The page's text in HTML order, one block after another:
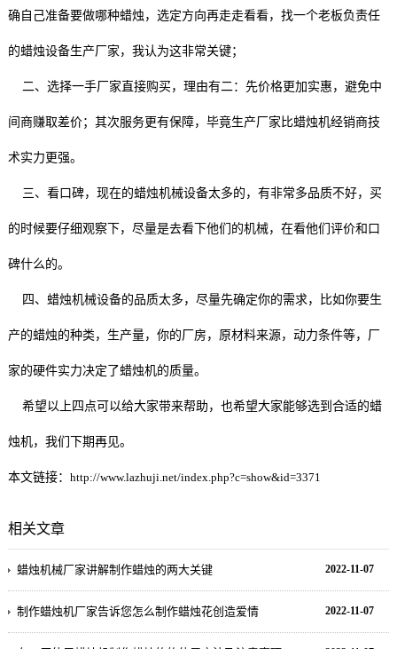
确自己准备要做哪种蜡烛，选定方向再走走看看，找一个老板负责任
的蜡烛设备生产厂家，我认为这非常关键；
二、选择一手厂家直接购买，理由有二：先价格更加实惠，避免中
间商赚取差价；其次服务更有保障，毕竟生产厂家比蜡烛机经销商技
术实力更强。
三、看口碑，现在的蜡烛机械设备太多的，有非常多品质不好，买
的时候要仔细观察下，尽量是去看下他们的机械，在看他们评价和口
碑什么的。
四、蜡烛机械设备的品质太多，尽量先确定你的需求，比如你要生
产的蜡烛的种类，生产量，你的厂房，原材料来源，动力条件等，厂
家的硬件实力决定了蜡烛机的质量。
希望以上四点可以给大家带来帮助，也希望大家能够选到合适的蜡
烛机，我们下期再见。
本文链接： http://www.lazhuji.net/index.php?c=show&id=3371
相关文章
2022-11-07
蜡烛机械厂家讲解制作蜡烛的两大关键
2022-11-07
制作蜡烛机厂家告诉您怎么制作蜡烛花创造爱情